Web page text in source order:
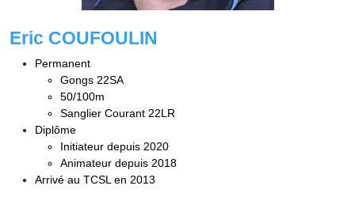
Eric COUFOULIN
Permanent
Gongs 22SA
50/100m
Sanglier Courant 22LR
Diplôme
Initiateur depuis 2020
Animateur depuis 2018
Arrivé au TCSL en 2013